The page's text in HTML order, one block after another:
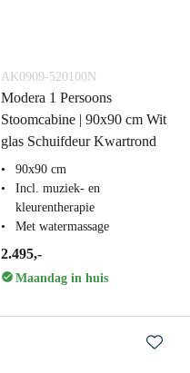
AK0909-520100N
Modera 1 Persoons
Stoomcabine | 90x90 cm Wit
glas Schuifdeur Kwartrond
90x90 cm
Incl. muziek- en
kleurentherapie
Met watermassage
2.495,-
Maandag in huis